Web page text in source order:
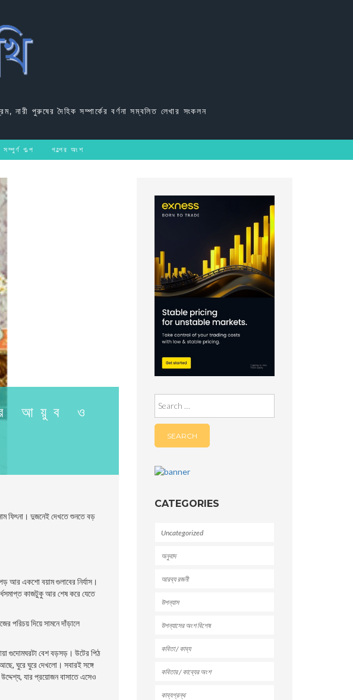
নারী পুরুষের দৈহিক সম্পার্কের বর্ণনা সম্বলিত লেখার সংকলন
সম্পুর্ণ গল্প গল্পের অংশ
আয়ুব ও
ফিৎনা। দুজনেই দেখতে শুনতে বড়
আর একশো বয়াম গুলাবের নির্যাস।
কাজটুকু আর শেষ করে যেতে
পরিচয় দিয়ে সামনে দাঁড়ালে
গুদোমঘরটা বেশ বড়সড়। উটের পিঠ
ঘুরে ঘুরে দেখলো। সবারই সঙ্গে
যার প্রয়োজন বাসাতে এসেও
for:
CATEGORIES
Uncategorized
অনুবাদ
আরব্য রজনী
উপন্যাস
উপন্যাসের অংশ বিশেষ
কবিতা / কাব্য
কবিতার / কাব্যের অংশ
কাব্যগ্রন্থ